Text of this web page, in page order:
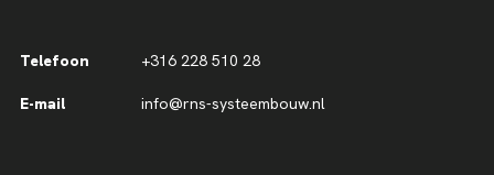
Telefoon +316 228 510 28
E-mail info@rns-systeembouw.nl